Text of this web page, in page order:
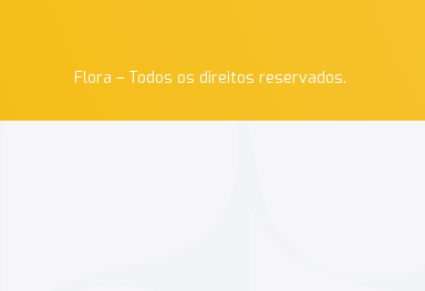
Flora – Todos os direitos reservados.